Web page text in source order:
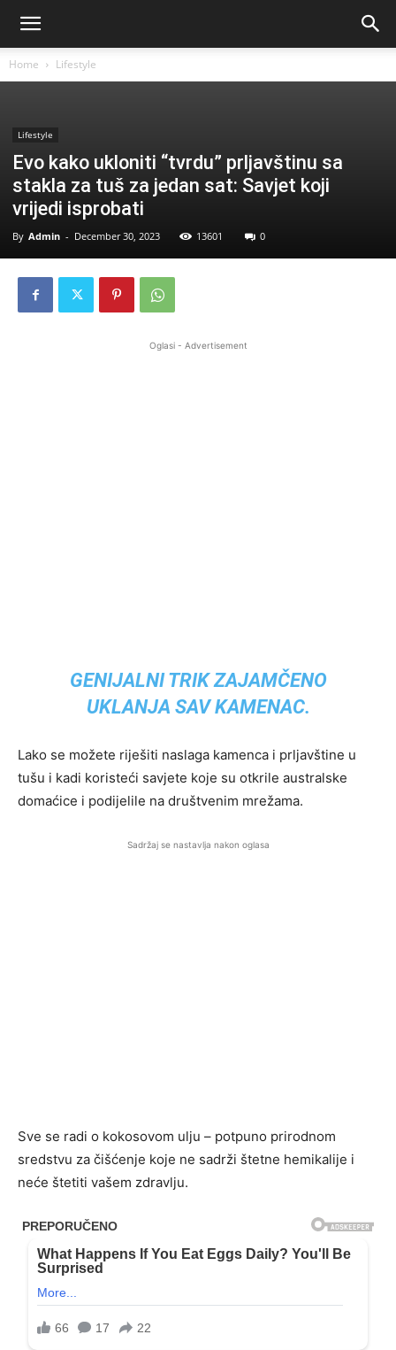
Home Lifestyle
Lifestyle
Evo kako ukloniti “tvrdu” prljavštinu sa
stakla za tuš za jedan sat: Savjet koji
vrijedi isprobati
By Admin - December 30, 2023 13601 0
Oglasi - Advertisement
GENIJALNI TRIK ZAJAMČENO
UKLANJA SAV KAMENAC.
Lako se možete riješiti naslaga kamenca i prljavštine u
tušu i kadi koristeći savjete koje su otkrile australske
domaćice i podijelile na društvenim mrežama.
Sadržaj se nastavlja nakon oglasa
Sve se radi o kokosovom ulju – potpuno prirodnom
sredstvu za čišćenje koje ne sadrži štetne hemikalije i
neće štetiti vašem zdravlju.